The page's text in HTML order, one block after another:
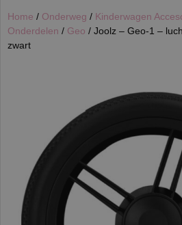
Home / Onderweg / Kinderwagen
Onderdelen / Geo / Joolz – Geo-1 –
zwart